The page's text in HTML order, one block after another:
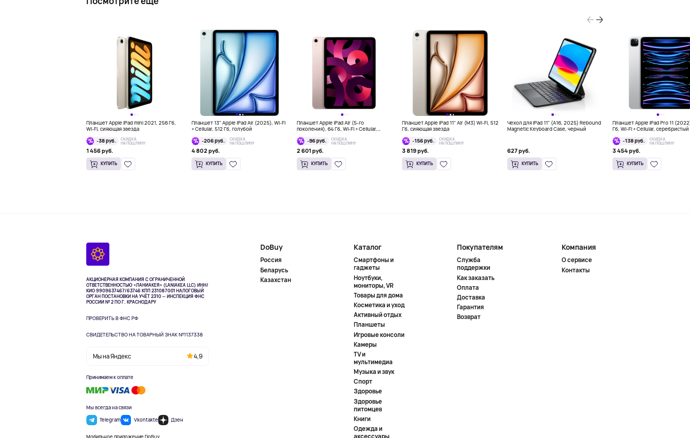
Планшет Apple iPad mini 2021, 256 Гб,
Wi-Fi, сияющая звезда
-38 руб.
СКИДКА
НА ПОШЛИНУ
1 456 руб.
КУПИТЬ
Планшет 13" Apple iPad Air (2025), Wi-Fi
+ Cellular, 512 Гб, голубой
-206 руб.
СКИДКА
НА ПОШЛИНУ
4 802 руб.
КУПИТЬ
Планшет Apple iPad Air (5-го
поколения), 64 Гб, Wi-Fi + Cellular,
-96 руб.
СКИДКА
НА ПОШЛИНУ
2 601 руб.
КУПИТЬ
Планшет Apple iPad 11" Air (M3) Wi-Fi, 512
Гб, сияющая звезда
-156 руб.
СКИДКА
НА ПОШЛИНУ
3 819 руб.
КУПИТЬ
Чехол для iPad 11" (A16, 2025) Rebound
Magnetic Keyboard Case, черный
627 руб.
КУПИТЬ
Планшет Apple iPad Pro 11
Гб, Wi-Fi + Cellular, серебристый
-138 руб.
СКИДКА
НА ПОШЛИНУ
3 454 руб.
КУПИТЬ
АКЦИОНЕРНАЯ КОМПАНИЯ С ОГРАНИЧЕННОЙ
ОТВЕТСТВЕННОСТЬЮ «ЛАНИАКЕЯ» (LANIAKEA LLC) ИНН/
КИО 9909637467/63746 КПП 231087001НАЛОГОВЫЙ
ОРГАН ПОСТАНОВКИ НА УЧЁТ 2310 — ИНСПЕКЦИЯ ФНС
РОССИИ № 2 ПО Г. КРАСНОДАРУ
ПРОВЕРИТЬ В ФНС РФ
СВИДЕТЕЛЬСТВО НА ТОВАРНЫЙ ЗНАК №1137338
Мы на Яндекс 4,9
Принимаем к оплате
Мы всегда на связи
Telegram
Vkontakte Дзен
Мобильное приложение DoBuy
DoBuy
Россия
Беларусь
Казахстан
Каталог
Смартфоны и
гаджеты
Ноутбуки,
мониторы, VR
Товары для дома
Косметика и уход
Активный отдых
Планшеты
Игровые консоли
Камеры
TV и
мультимедиа
Музыка и звук
Спорт
Здоровье
Здоровье
питомцев
Книги
Одежда и
аксессуары
Покупателям
Служба
поддержки
Как заказать
Оплата
Доставка
Гарантия
Возврат
Компания
О сервисе
Контакты